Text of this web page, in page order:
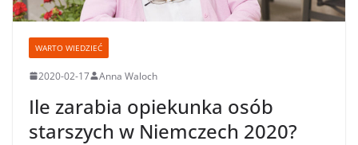
WARTO WIEDZIEĆ
2020-02-17 Anna Waloch
Ile zarabia opiekunka osób
starszych w Niemczech 2020?